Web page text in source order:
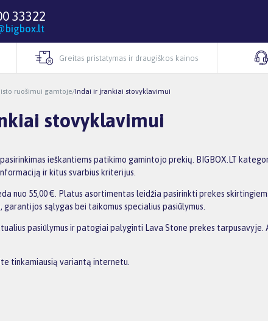
33322
Greitas pristatymas ir draugiškos kainos
ruošimui gamtoje/Indai ir įrankiai stovyklavimui
stovyklavimui
ieškantiems patikimo gamintojo prekių. BIGBOX.LT
ir kitus svarbius kriterijus.
nuo 55,00 €. Platus asortimentas leidžia pasirinkti prekes
sąlygas bei taikomus specialius pasiūlymus.
pasiūlymus ir patogiai palyginti Lava Stone prekes
tinkamiausią variantą internetu.